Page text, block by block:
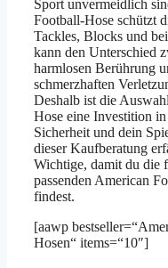
Sport unvermeidlich
Football-Hose schützt
Tackles, Blocks und
kann den Unterschied
harmlosen Berührung
schmerzhaften
Deshalb ist die
Hose eine Investition
Sicherheit und dein
dieser Kaufberatung
Wichtige, damit du die
passenden American
findest.
[aawp
Hosen“ items=“10″]